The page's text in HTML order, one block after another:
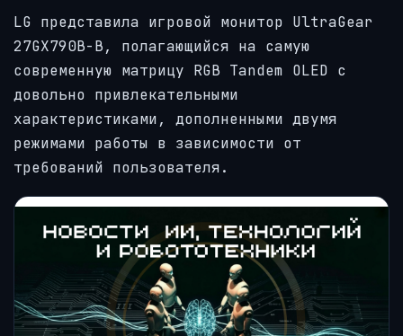
LG представила игровой монитор UltraGear
27GX790B-B, полагающийся на самую
современную матрицу RGB Tandem OLED с
довольно привлекательными
характеристиками, дополненными двумя
режимами работы в зависимости от
требований пользователя.